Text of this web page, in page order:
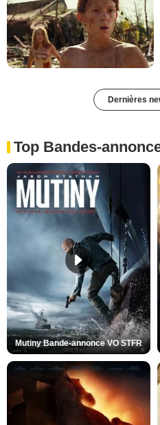
Dernières
Top Bandes-
Mutiny Bande-annonce VO STFR